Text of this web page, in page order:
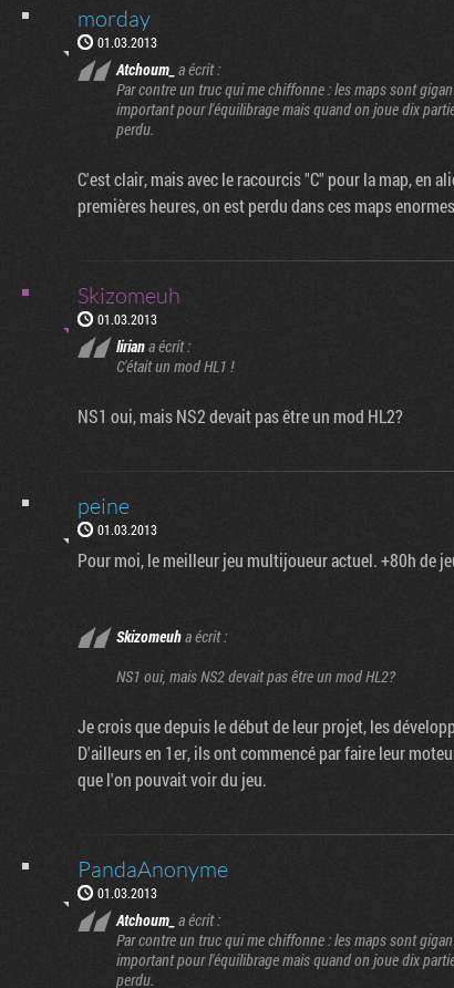
morday
01.03.2013
Atchoum_ a écrit :
Par contre un truc qui me chiffonne : les maps sont
important pour l'équilibrage mais quand on joue dix
perdu.
C'est clair, mais avec le racourcis "C" pour la map, en
premières heures, on est perdu dans ces maps
Skizomeuh
01.03.2013
liriana écrit :
C'était un mod HL1 !
NS1 oui, mais NS2 devait pas être un mod HL2?
peine
01.03.2013
Pour moi, le meilleur jeu multijoueur actuel. +80h de
Skizomeuha écrit :
NS1 oui, mais NS2 devait pas être un mod HL2?
Je crois que depuis le début de leur projet, les
D'ailleurs en 1er, ils ont commencé par faire leur
que l'on pouvait voir du jeu.
PandaAnonyme
01.03.2013
Atchoum_ a écrit :
Par contre un truc qui me chiffonne : les maps sont
important pour l'équilibrage mais quand on joue dix
perdu.